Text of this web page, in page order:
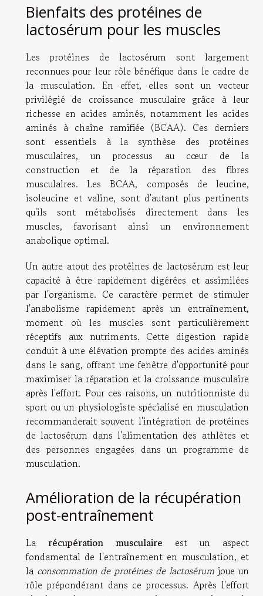
Bienfaits des protéines de
lactosérum pour les muscles
Les protéines de lactosérum sont largement
reconnues pour leur rôle bénéfique dans le cadre de
la musculation. En effet, elles sont un vecteur
privilégié de croissance musculaire grâce à leur
richesse en acides aminés, notamment les acides
aminés à chaîne ramifiée (BCAA). Ces derniers
sont essentiels à la synthèse des protéines
musculaires, un processus au cœur de la
construction et de la réparation des fibres
musculaires. Les BCAA, composés de leucine,
isoleucine et valine, sont d'autant plus pertinents
qu'ils sont métabolisés directement dans les
muscles, favorisant ainsi un environnement
anabolique optimal.
Un autre atout des protéines de lactosérum est leur
capacité à être rapidement digérées et assimilées
par l'organisme. Ce caractère permet de stimuler
l'anabolisme rapidement après un entraînement,
moment où les muscles sont particulièrement
réceptifs aux nutriments. Cette digestion rapide
conduit à une élévation prompte des acides aminés
dans le sang, offrant une fenêtre d'opportunité pour
maximiser la réparation et la croissance musculaire
après l'effort. Pour ces raisons, un nutritionniste du
sport ou un physiologiste spécialisé en musculation
recommanderait souvent l'intégration de protéines
de lactosérum dans l'alimentation des athlètes et
des personnes engagées dans un programme de
musculation.
Amélioration de la récupération
post-entraînement
La récupération musculaire est un aspect
fondamental de l'entraînement en musculation, et
la consommation de protéines de lactosérum joue un
rôle prépondérant dans ce processus. Après l'effort